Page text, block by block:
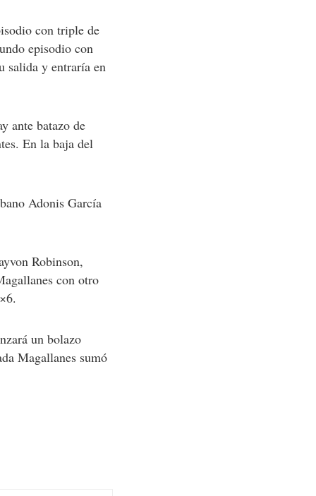
con triple de
episodio con
salida y entraría en
ante batazo de
En la baja del
Adonis García
Robinson,
con otro
un bolazo
Magallanes sumó